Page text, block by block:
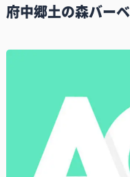
府中郷土の森バー